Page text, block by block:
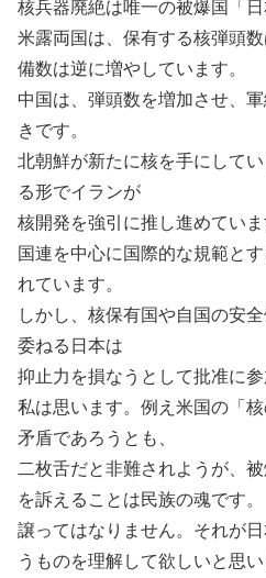
核兵器廃絶は唯一の被爆国「日
米露両国は、保有する核弾頭
備数は逆に増やしています。
中国は、弾頭数を増加させ、
きです。
北朝鮮が新たに核を手にして
る形でイランが
核開発を強引に推し進めていま
国連を中心に国際的な規範と
れています。
しかし、核保有国や自国の安
委ねる日本は
抑止力を損なうとして批准に参
私は思います。例え米国の「
矛盾であろうとも、
二枚舌だと非難されようが、
を訴えることは民族の魂です。
譲ってはなりません。それが
うものを理解して欲しいと思い